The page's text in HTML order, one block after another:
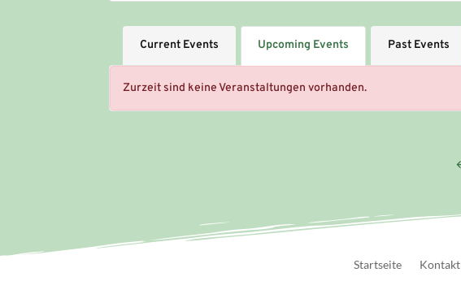
Current Events Upcoming Events Past Events
Zurzeit sind keine Veranstaltungen vorhanden.
Startseite Kontakt